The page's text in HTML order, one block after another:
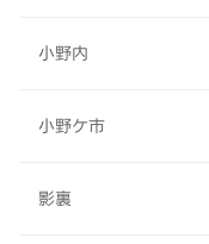
小野内
小野ケ市
影裏